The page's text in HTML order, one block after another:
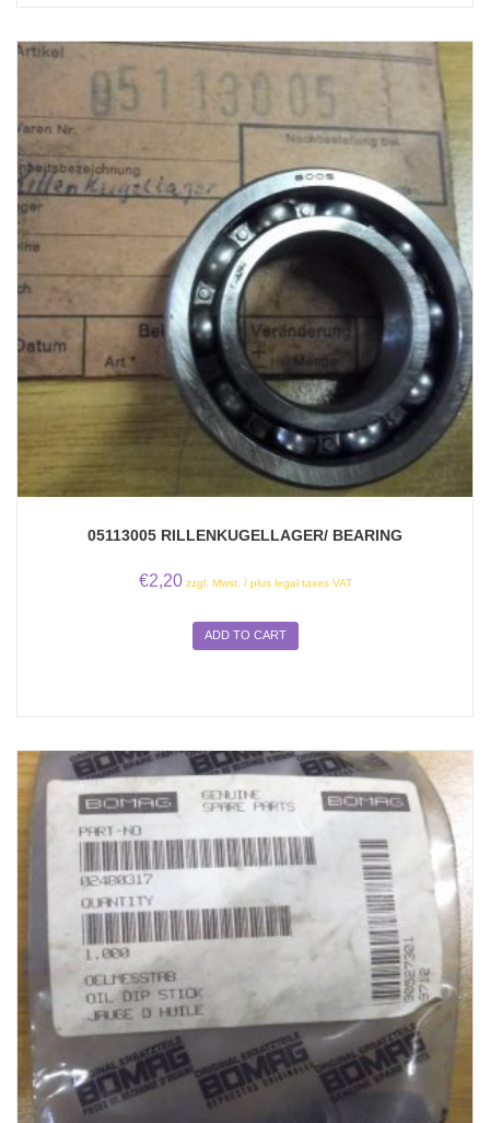
05113005 RILLENKUGELLAGER/ BEARING
€2,20 zzgl. Mwst. / plus legal taxes VAT
ADD TO CART